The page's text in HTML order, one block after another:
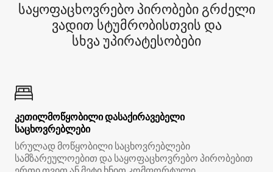
საყოფაცხოვრებო პირობები გრძელი
ვადით სტუმრობისთვის და
სხვა უპირატესობები
კეთილმოწყობილი დასაქირავებელი
საცხოვრებლები
სრულად მოწყობილი საცხოვრებლები
სამზარეულოებით და საყოფაცხოვრებო პირობებით